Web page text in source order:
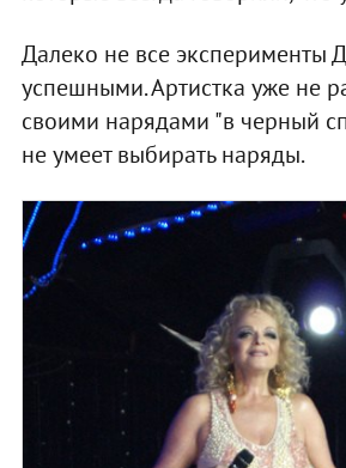
Далеко не все эксперименты
успешными. Артистка уже не
своими нарядами "в черный
не умеет выбирать наряды.